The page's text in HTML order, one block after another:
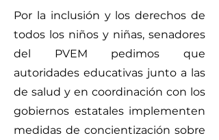
Por la inclusión y los derechos de
todos los niños y niñas, senadores
del PVEM pedimos que
autoridades educativas junto a las
de salud y en coordinación con los
gobiernos estatales implementen
medidas de concientización sobre